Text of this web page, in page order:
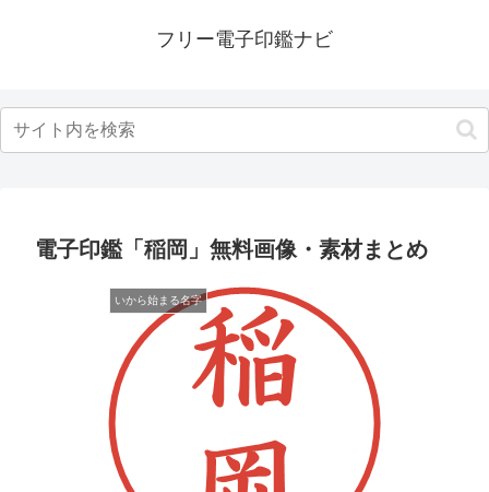
フリー電子印鑑ナビ
電子印鑑「稲岡」無料画像・素材まとめ
いから始まる名字